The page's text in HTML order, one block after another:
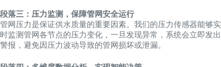
段落三：压力监测，保障管网安全运行
管网压力是保证供水质量的重要因素。我们的压力传感器能够实
时监测管网各节点的压力变化，一旦发现异常，系统会立即发出
警报，避免因压力波动导致的管网损坏或泄漏。